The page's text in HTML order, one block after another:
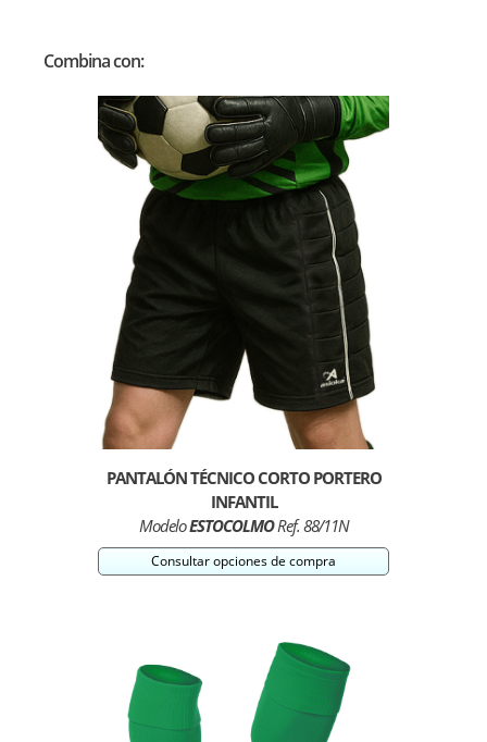
Combina con:
PANTALÓN TÉCNICO CORTO PORTERO
INFANTIL
ModeloESTOCOLMORef. 88/11N
Consultar opciones de compra